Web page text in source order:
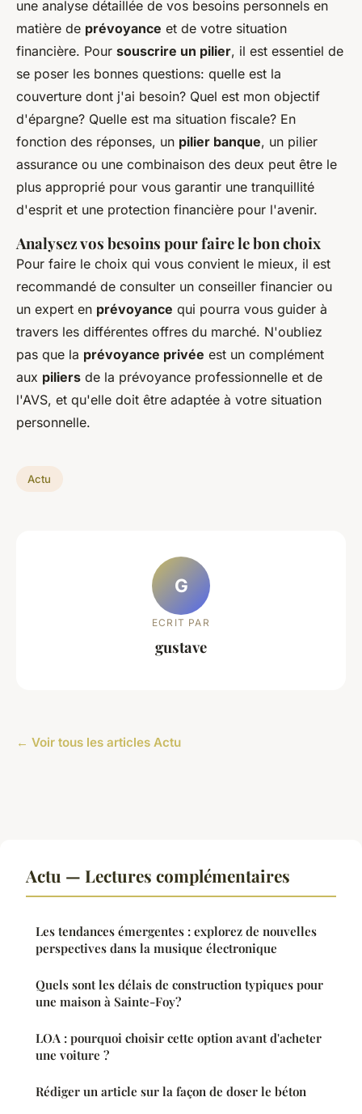
une analyse détaillée de vos besoins personnels en
matière de prévoyance et de votre situation
financière. Pour souscrire un pilier, il est essentiel de
se poser les bonnes questions: quelle est la
couverture dont j'ai besoin? Quel est mon objectif
d'épargne? Quelle est ma situation fiscale? En
fonction des réponses, un pilier banque, un pilier
assurance ou une combinaison des deux peut être le
plus approprié pour vous garantir une tranquillité
d'esprit et une protection financière pour l'avenir.
Analysez vos besoins pour faire le bon choix
Pour faire le choix qui vous convient le mieux, il est
recommandé de consulter un conseiller financier ou
un expert en prévoyance qui pourra vous guider à
travers les différentes offres du marché. N'oubliez
pas que la prévoyance privée est un complément
aux piliers de la prévoyance professionnelle et de
l'AVS, et qu'elle doit être adaptée à votre situation
personnelle.
Actu
G
ECRIT PAR
gustave
← Voir tous les articles Actu
Actu — Lectures complémentaires
Les tendances émergentes : explorez de nouvelles
perspectives dans la musique électronique
Quels sont les délais de construction typiques pour
une maison à Sainte-Foy?
LOA : pourquoi choisir cette option avant d'acheter
une voiture ?
Rédiger un article sur la façon de doser le béton